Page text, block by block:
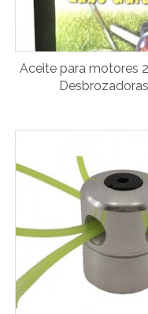
Aceite para motores
Desbrozadoras